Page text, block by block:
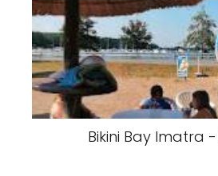
Bikini Bay Imatra